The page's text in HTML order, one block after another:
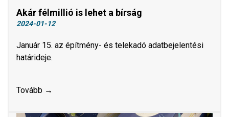
Akár félmillió is lehet a bírság
2024-01-12
Január 15. az építmény- és telekadó adatbejelentési
határideje.
Tovább →